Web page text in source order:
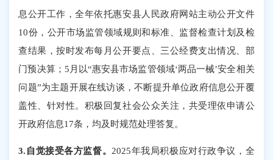
息公开工作，全年依托惠安县人民政府网站主动公开文件
10份，公开市场监管领域规则和标准、监督检查计划及检
查结果，按时发布每月公开要点、三公经费支出情况、部
门预决算；5月以“惠安县市场监管领域‘两品一械’安全相关
问题”为主题开展在线访谈，不断提升单位政府信息公开覆
盖性、针对性。积极回复社会公众关注，共受理依申请公
开政府信息17条，均及时规范处理答复。
3.自觉接受各方监督。 2025年我局积极应对行政争议，全